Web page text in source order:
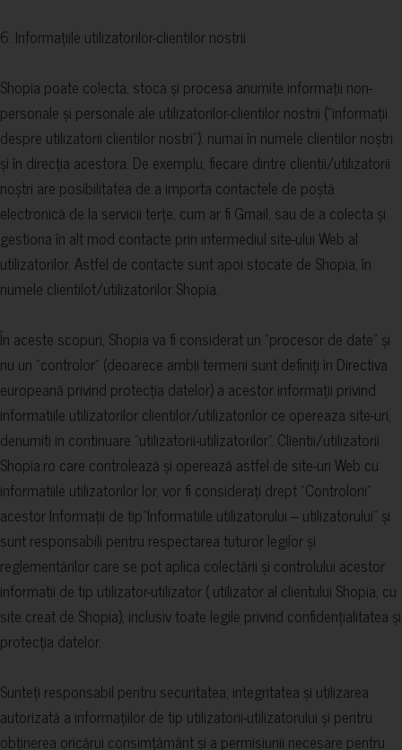
6. Informațiile utilizatorilor-clientilor nostrii
Shopia poate colecta, stoca și procesa anumite informații non-
personale și personale ale utilizatorilor-clientilor nostrii ("informații
despre utilizatorii clientilor nostri"), numai în numele clientilor noștri
și în direcția acestora. De exemplu, fiecare dintre clientii/utilizatorii
noștri are posibilitatea de a importa contactele de poștă
electronică de la servicii terțe, cum ar fi Gmail, sau de a colecta și
gestiona în alt mod contacte prin intermediul site-ului Web al
utilizatorilor. Astfel de contacte sunt apoi stocate de Shopia, în
numele clientilot/utilizatorilor Shopia.
În aceste scopuri, Shopia va fi considerat un "procesor de date" și
nu un "controlor" (deoarece ambii termeni sunt definiți în Directiva
europeană privind protecția datelor) a acestor informații privind
informatiile utilizatorilor clientilor/utilizatorilor ce opereaza site-uri,
denumiti in continuare “utilizatorii-utilizatorilor”. Clientii/utilizatorii
Shopia.ro care controlează și operează astfel de site-uri Web cu
informatiile utilizatorilor lor, vor fi considerați drept "Controlorii"
acestor Informații de tip”Informatiile utilizatorului – utilizatorului” și
sunt responsabili pentru respectarea tuturor legilor și
reglementărilor care se pot aplica colectării și controlului acestor
informatii de tip utilizator-utilizator ( utilizator al clientului Shopia, cu
site creat de Shopia), inclusiv toate legile privind confidențialitatea și
protecția datelor.
Sunteți responsabil pentru securitatea, integritatea și utilizarea
autorizată a informațiilor de tip utilizatorii-utilizatorului și pentru
obținerea oricărui consimțământ și a permisiunii necesare pentru